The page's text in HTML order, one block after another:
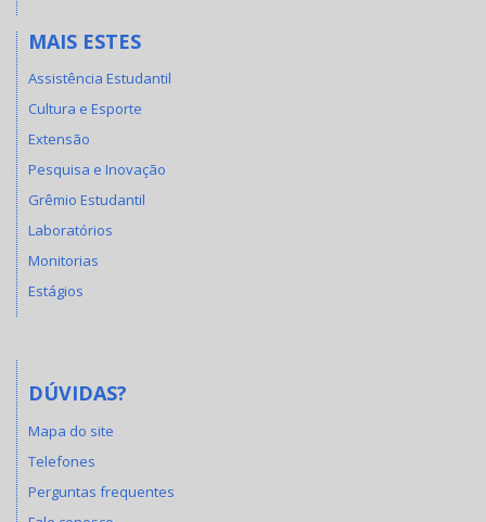
MAIS ESTES
Assistência Estudantil
Cultura e Esporte
Extensão
Pesquisa e Inovação
Grêmio Estudantil
Laboratórios
Monitorias
Estágios
DÚVIDAS?
Mapa do site
Telefones
Perguntas frequentes